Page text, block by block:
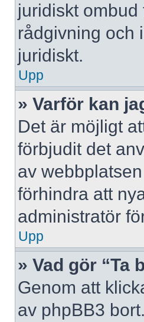
juridiskt
rådgivning och
juridiskt.
Upp
» Varför kan
Det är möjligt
förbjudit det
av
förhindra att
administratör
Upp
» Vad gör “Ta
Genom att
av phpBB3